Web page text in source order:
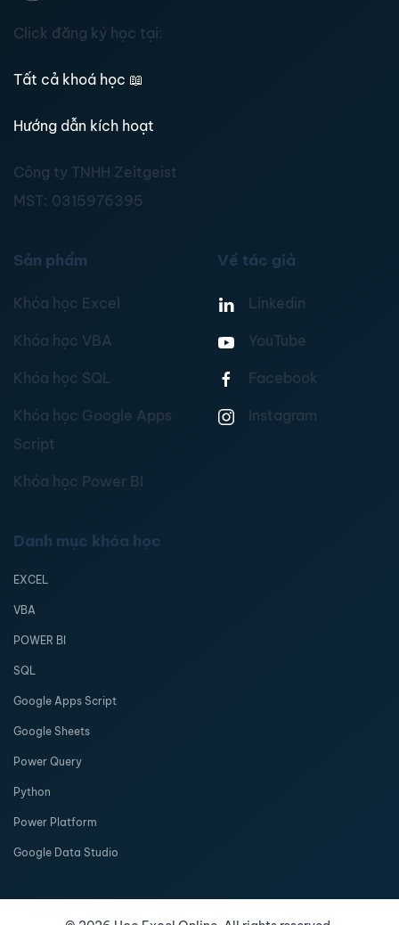
Click đăng ký học tại:
Tất cả khoá học 📖
Hướng dẫn kích hoạt
Công ty TNHH Zeitgeist
MST: 0315976395
Sản phẩm
Khóa học Excel
Khóa học VBA
Khóa học SQL
Khóa học Google Apps
Script
Khóa học Power BI
Về tác giả
Linkedin
YouTube
Facebook
Instagram
Danh mục khóa học
EXCEL
VBA
POWER BI
SQL
Google Apps Script
Google Sheets
Power Query
Python
Power Platform
Google Data Studio